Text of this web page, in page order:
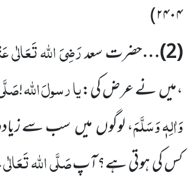
۲۴۰۴)
(
2
)…حضرت سعدرَضِیَ اللہ تَعَالٰی
،میںنے عرض کی:یارسولَاللہ!
وَاٰلِہٖ وَسَلَّمَ، لوگوںمیںسب سے
کس کی ہوتی ہے؟آپصَلَّی اللہ